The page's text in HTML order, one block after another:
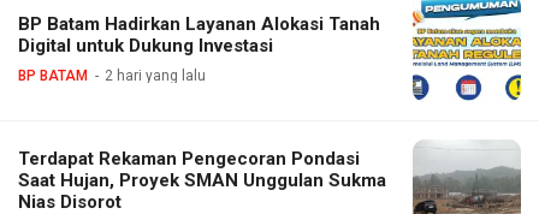
BP Batam Hadirkan Layanan Alokasi Tanah
Digital untuk Dukung Investasi
BP BATAM 2 hari yang lalu
Terdapat Rekaman Pengecoran Pondasi
Saat Hujan, Proyek SMAN Unggulan Sukma
Nias Disorot